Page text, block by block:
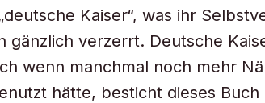
Kaiser“, was ihr
gänzlich verzerrt. Deutsche
wenn manchmal noch mehr
hätte, besticht dieses